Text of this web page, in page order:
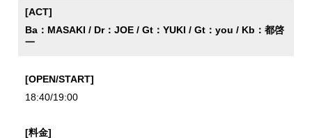
[ACT]
Ba：MASAKI / Dr：JOE / Gt：YUKI / Gt：you / Kb：都啓
一
[OPEN/START]
18:40/19:00
[料金]